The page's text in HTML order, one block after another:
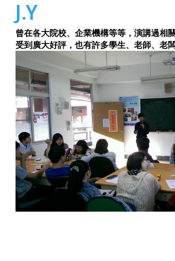
J.Y
曾在各大院校、企業機構等等，演講過相關
受到廣大好評，也有許多學生、老師、老